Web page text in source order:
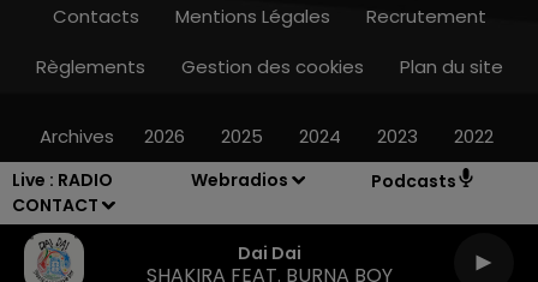
Live : RADIO
CONTACT
Webradios Podcasts
Dai Dai
SHAKIRA FEAT. BURNA BOY
Contacts Mentions Légales
Recrutement
Règlements
Gestion des cookies Plan du site
Archives 2026 2025 2024 2023 2022